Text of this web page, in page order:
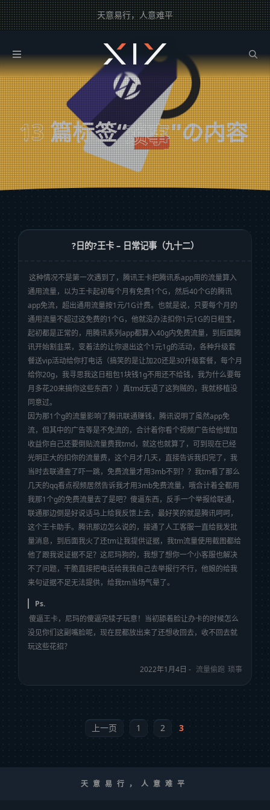
天意易行，人意难平
2BROEAR の 琐事 Tag
13篇标签“琐事”の内容
?日的?王卡 – 日常记事（九十二）
这种情况不是第一次遇到了，腾讯王卡把腾讯系app用的流量算入
通用流量，以为王卡起初每个月有免费1个G，然后40个G的腾讯
app免流，超出通用流量按1元/1G计费。也就是说，只要每个月的
通用流量不超过这免费的1个G，他就没办法扣你1元1G的日租宝，
起初都是正常的，用腾讯系列app都算入40g内免费流量，到后面腾
讯开始割韭菜，变着法的让你退出这个1元1g的活动，各种升级套
餐送vip活动给你打电话（搞笑的是让加20还是30升级套餐，每个月
给你20g，我寻思我这日租包1块钱1g不用还不给钱，我为什么要每
月多花20来搞你这些东西？）真tmd无语了这狗贼的，我就移植没
同意过。
因为那1个g的流量影响了腾讯联通赚钱，腾讯说明了虽然app免
流，但其中的广告等是不免流的，合计着你看个视频广告给他增加
收益你自己还要倒贴流量费我tmd，就这也就算了，可到现在已经
光明正大的扣你的流量费，这个月才几天，直接告诉我扣完了，我
当时去联通查了吓一跳，免费流量才用3mb不到？？我tm看了那么
几天的qq看点视频居然告诉我才用3mb免费流量，哦合计着全都用
我那1个g的免费流量去了是吧？傻逼东西，反手一个举报给联通，
联通那边倒是好说话马上给我反馈上去，最好笑的就是腾讯呵呵，
这个王卡助手。腾讯那边怎么说的，接通了人工客服一直给我发批
量消息，到后面我火了还tm让我提供证据，我tm流量使用截图都给
他了跟我说证据不足？这尼玛狗的，我想了想你一个小客服也解决
不了问题，干脆直接把电话给我我自己去举报行不行，他娘的给我
来句证据不足无法提供，给我tm当场气晕了。
Ps.
傻逼王卡，尼玛的傻逼完犊子玩意！当初舔着脸让办卡的时候怎么
没见你们这副嘴脸呢，现在屁都放出来了还想收回去，收不回去就
玩这些花招？
2022年1月4日 - 流量偷跑 琐事
上一页 1 2 3
天意易行，人意难平